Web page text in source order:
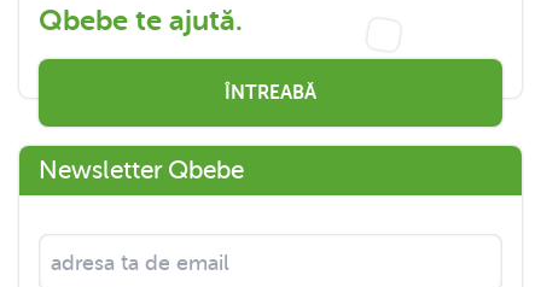
Qbebe te ajută.
ÎNTREABĂ
Newsletter Qbebe